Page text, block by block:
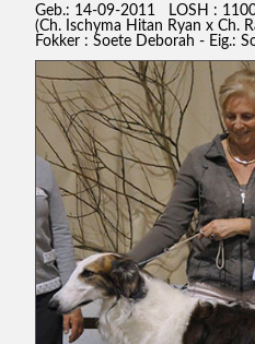
Geb.: 14-09-2011 LOSH :
(Ch. Ischyma Hitan Ryan x Ch.
Fokker : Soete Deborah - Eig.: